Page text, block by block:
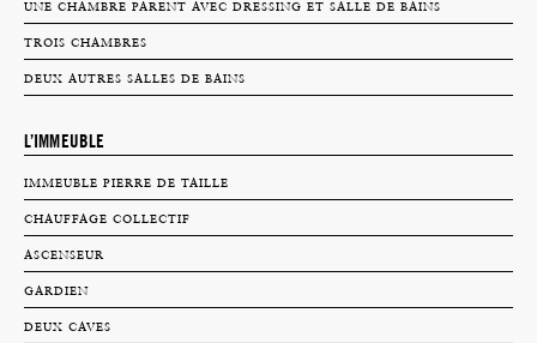
UNE CHAMBRE PARENT AVEC DRESSING ET SALLE DE BAINS
TROIS CHAMBRES
DEUX AUTRES SALLES DE BAINS
L’IMMEUBLE
IMMEUBLE PIERRE DE TAILLE
CHAUFFAGE COLLECTIF
ASCENSEUR
GARDIEN
DEUX CAVES